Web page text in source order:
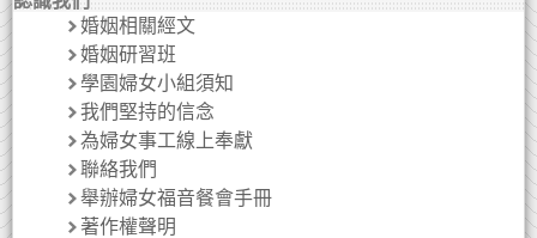
婚姻相關經文
婚姻研習班
學園婦女小組須知
我們堅持的信念
為婦女事工線上奉獻
聯絡我們
舉辦婦女福音餐會手冊
著作權聲明